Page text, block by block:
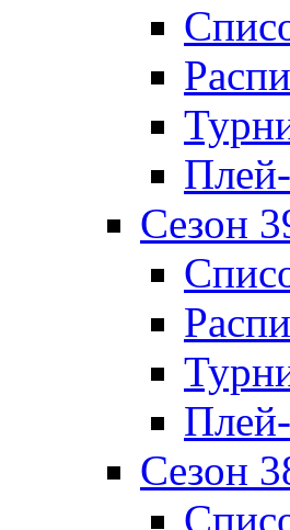
Сезон
Сезон